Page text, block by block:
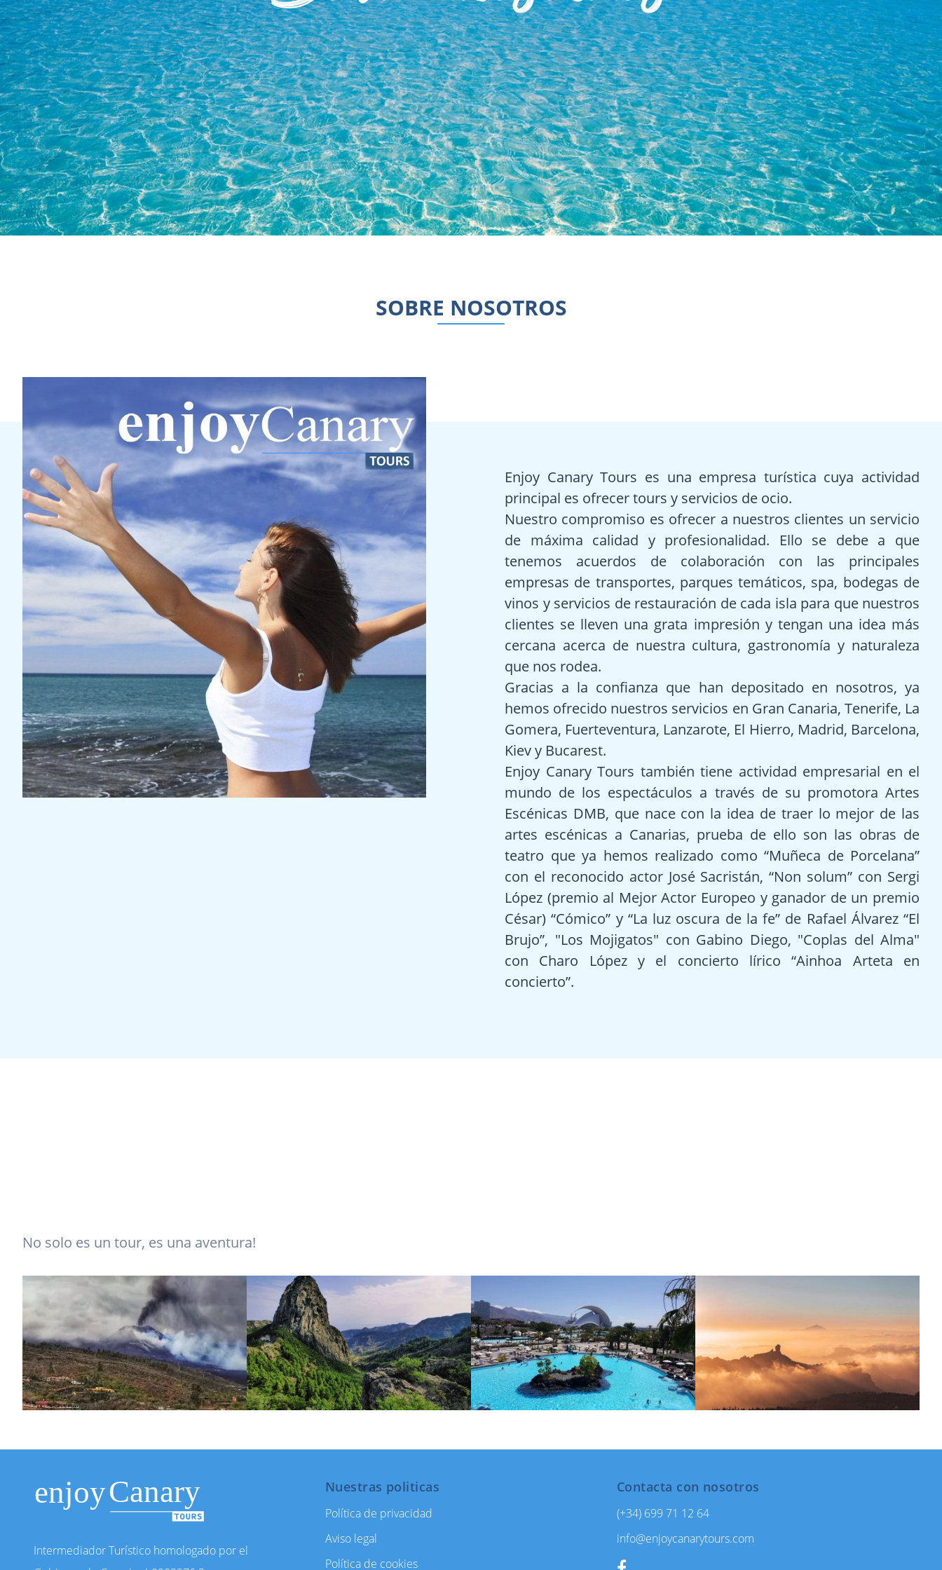
SOBRE NOSOTROS
Enjoy Canary Tours es una empresa turística cuya actividad
principal es ofrecer tours y servicios de ocio.
Nuestro compromiso es ofrecer a nuestros clientes un servicio
de máxima calidad y profesionalidad. Ello se debe a que
tenemos acuerdos de colaboración con las principales
empresas de transportes, parques temáticos, spa, bodegas de
vinos y servicios de restauración de cada isla para que nuestros
clientes se lleven una grata impresión y tengan una idea más
cercana acerca de nuestra cultura, gastronomía y naturaleza
que nos rodea.
Gracias a la confianza que han depositado en nosotros, ya
hemos ofrecido nuestros servicios en Gran Canaria, Tenerife, La
Gomera, Fuerteventura, Lanzarote, El Hierro, Madrid, Barcelona,
Kiev y Bucarest.
Enjoy Canary Tours también tiene actividad empresarial en el
mundo de los espectáculos a través de su promotora Artes
Escénicas DMB, que nace con la idea de traer lo mejor de las
artes escénicas a Canarias, prueba de ello son las obras de
teatro que ya hemos realizado como “Muñeca de Porcelana”
con el reconocido actor José Sacristán, “Non solum” con Sergi
López (premio al Mejor Actor Europeo y ganador de un premio
César) “Cómico” y “La luz oscura de la fe” de Rafael Álvarez “El
Brujo”, "Los Mojigatos" con Gabino Diego, "Coplas del Alma"
con Charo López y el concierto lírico “Ainhoa Arteta en
concierto”.
No solo es un tour, es una aventura!
Intermediador Turístico homologado por el
Nuestras politicas
Política de privacidad
Aviso legal
Política de cookies
Contacta con nosotros
(+34) 699 71 12 64
info@enjoycanarytours.com